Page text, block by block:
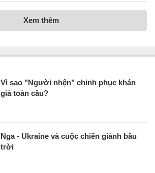
Xem thêm
Vì sao "Người nhện" chinh phục khán
giả toàn cầu?
Nga - Ukraine và cuộc chiến giành bầu
trời